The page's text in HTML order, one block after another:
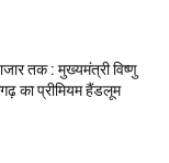
तक : मुख्यमंत्री विष्णु
का प्रीमियम हैंडलूम